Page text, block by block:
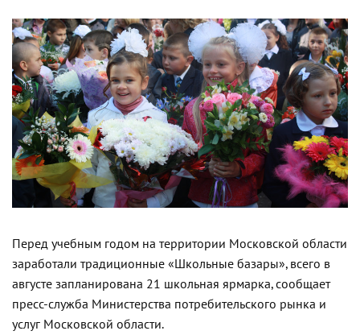
Перед учебным годом на территории Московской области
заработали традиционные «Школьные базары», всего в
августе запланирована 21 школьная ярмарка, сообщает
пресс-служба Министерства потребительского рынка и
услуг Московской области.